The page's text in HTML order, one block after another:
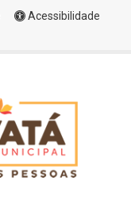
Acessibilidade